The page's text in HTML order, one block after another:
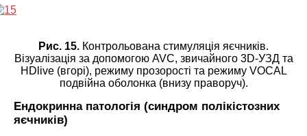
Рис. 15. Контрольована стимуляція яєчників.
Візуалізація за допомогою AVC, звичайного 3D-УЗД та
HDlive (вгорі), режиму прозорості та режиму VOCAL
подвійна оболонка (внизу праворуч).
Ендокринна патологія (синдром полікістозних
яєчників)